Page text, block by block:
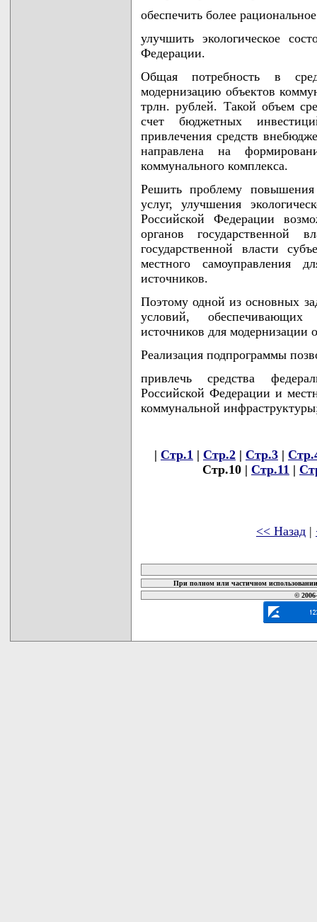
обеспечить более
улучшить экологическое
Федерации.
Общая потребность в
модернизацию объектов
трлн. рублей. Такой объем
счет бюджетных
привлечения средств
направлена на
коммунального комплекса.
Решить проблему повышения
услуг, улучшения
Российской Федерации
органов государственной
государственной власти
местного самоуправления
источников.
Поэтому одной из основных
условий, обеспечивающих
источников для модернизации
Реализация подпрограммы
привлечь средства
Российской Федерации и
коммунальной
| Стр.1 | Стр.2 | Стр.3 |
Стр.10 | Стр.11 |
<< Назад |
При полном или частичном
©